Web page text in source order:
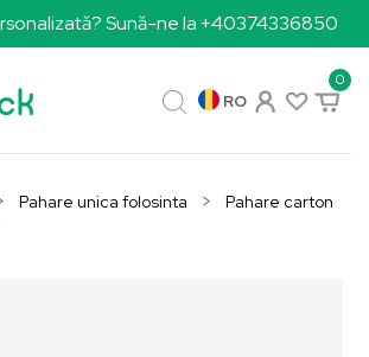
Sună-ne la +40374336850
0
RO
Pahare unica folosinta
Pahare carton